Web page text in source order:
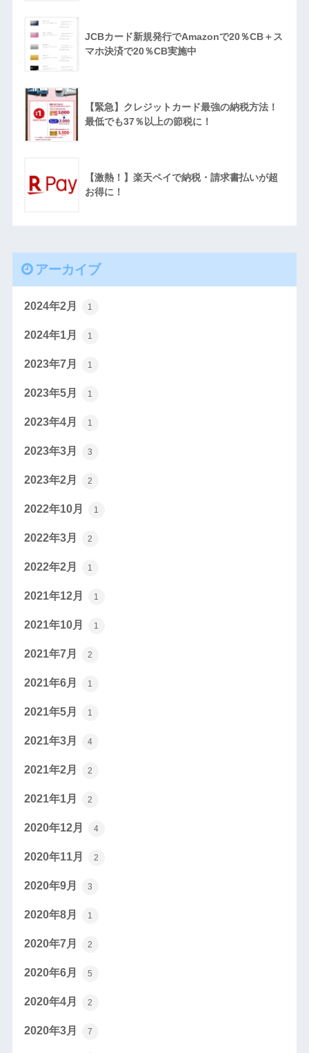
JCBカード新規発行でAmazonで20％CB＋ス
マホ決済で20％CB実施中
【緊急】クレジットカード最強の納税方法！
最低でも37％以上の節税に！
【激熱！】楽天ペイで納税・請求書払いが超
お得に！
アーカイブ
2024年2月 1
2024年1月 1
2023年7月 1
2023年5月 1
2023年4月 1
2023年3月 3
2023年2月 2
2022年10月 1
2022年3月 2
2022年2月 1
2021年12月 1
2021年10月 1
2021年7月 2
2021年6月 1
2021年5月 1
2021年3月 4
2021年2月 2
2021年1月 2
2020年12月 4
2020年11月 2
2020年9月 3
2020年8月 1
2020年7月 2
2020年6月 5
2020年4月 2
2020年3月 7